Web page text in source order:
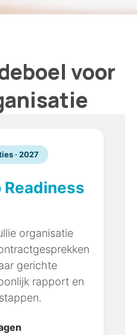
voor
· 2027
organisatie
gerichte
rapport en